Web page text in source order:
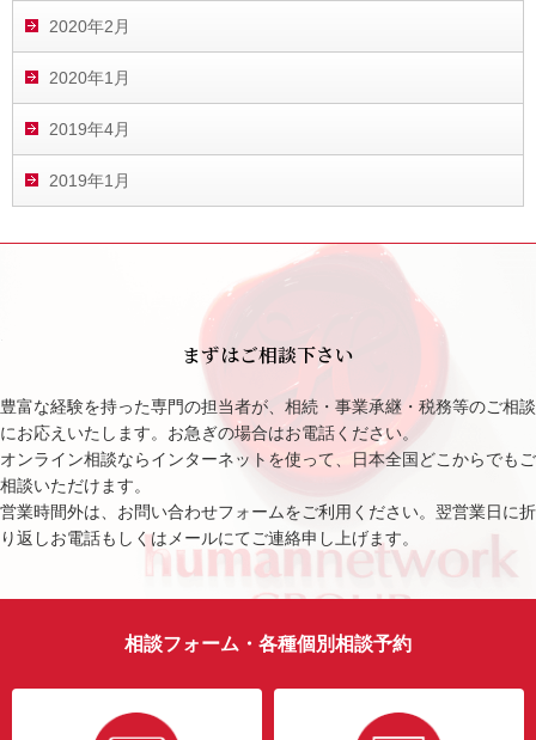
2020年2月
2020年1月
2019年4月
2019年1月
まずはご相談下さい
豊富な経験を持った専門の担当者が、相続・事業承継・税務等のご相談
にお応えいたします。お急ぎの場合はお電話ください。
オンライン相談ならインターネットを使って、日本全国どこからでもご
相談いただけます。
営業時間外は、お問い合わせフォームをご利用ください。翌営業日に折
り返しお電話もしくはメールにてご連絡申し上げます。
相談フォーム・各種個別相談予約